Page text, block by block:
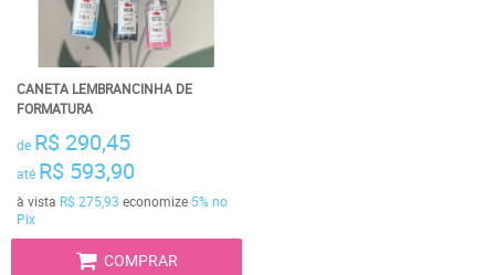
CANETA LEMBRANCINHA DE
FORMATURA
de R$ 290,45
até R$ 593,90
à vista R$ 275,93 economize 5%no
Pix
COMPRAR